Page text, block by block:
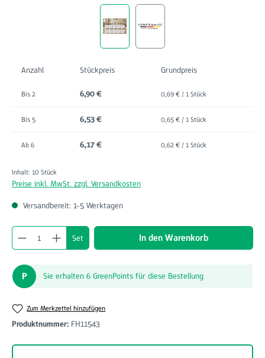
Anzahl Stückpreis Grundpreis
Bis2 6,90 € 0,69 € / 1 Stück
Bis 5 6,53 € 0,65 € / 1 Stück
Ab6 6,17 € 0,62 € / 1 Stück
Inhalt: 10 Stück
Preise inkl. MwSt. zzgl. Versandkosten
Versandbereit: 1-5 Werktagen
Produkt Anzahl: Gib den gewünschten Wert
Set In den Warenkorb
P Sie erhalten 6 GreenPoints für diese Bestellung
Zum Merkzettel hinzufügen
Produktnummer: FH11543